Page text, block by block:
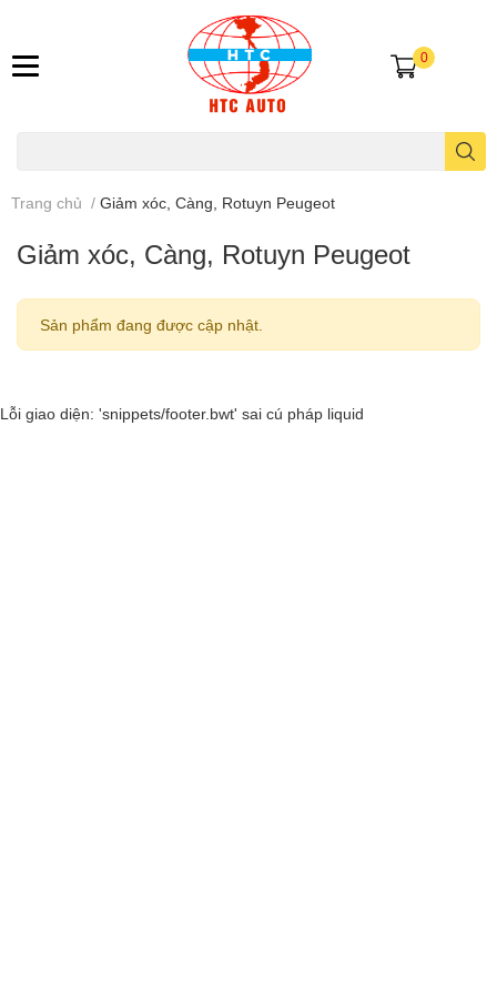
0
Trang chủ / Giảm xóc, Càng, Rotuyn Peugeot
Giảm xóc, Càng, Rotuyn Peugeot
Sản phẩm đang được cập nhật.
Lỗi giao diện: 'snippets/footer.bwt' sai cú pháp liquid